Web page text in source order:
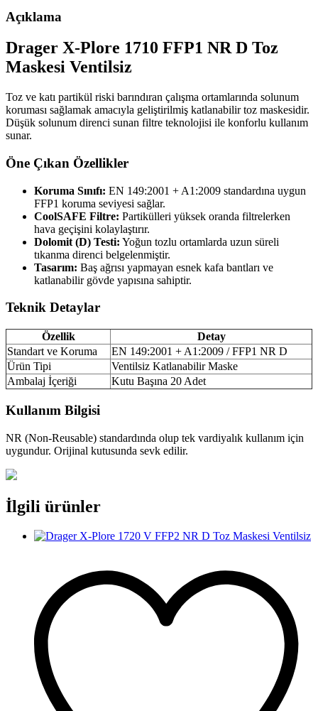
Açıklama
Drager X-Plore 1710 FFP1 NR D Toz
Maskesi Ventilsiz
Toz ve katı partikül riski barındıran çalışma ortamlarında solunum
koruması sağlamak amacıyla geliştirilmiş katlanabilir toz maskesidir.
Düşük solunum direnci sunan filtre teknolojisi ile konforlu kullanım
sunar.
Öne Çıkan Özellikler
Koruma Sınıfı: EN 149:2001 + A1:2009 standardına uygun
FFP1 koruma seviyesi sağlar.
CoolSAFE Filtre: Partikülleri yüksek oranda filtrelerken
hava geçişini kolaylaştırır.
Dolomit (D) Testi: Yoğun tozlu ortamlarda uzun süreli
tıkanma direnci belgelenmiştir.
Tasarım: Baş ağrısı yapmayan esnek kafa bantları ve
katlanabilir gövde yapısına sahiptir.
Teknik Detaylar
Özellik
Detay
Standart ve Koruma
EN 149:2001 + A1:2009 / FFP1 NR D
Ürün Tipi
Ventilsiz Katlanabilir Maske
Ambalaj İçeriği
Kutu Başına 20 Adet
Kullanım Bilgisi
NR (Non-Reusable) standardında olup tek vardiyalık kullanım için
uygundur. Orijinal kutusunda sevk edilir.
İlgili ürünler